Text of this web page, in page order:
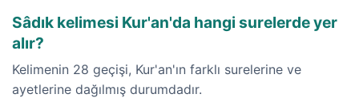
Sâdık kelimesi Kur'an'da hangi surelerde yer
alır?
Kelimenin 28 geçişi, Kur'an'ın farklı surelerine ve
ayetlerine dağılmış durumdadır.